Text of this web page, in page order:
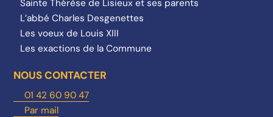
Sainte Thérèse de Lisieux et ses parents
L’abbé Charles Desgenettes
Les voeux de Louis XIII
Les exactions de la Commune
NOUS CONTACTER
01 42 60 90 47
Par mail